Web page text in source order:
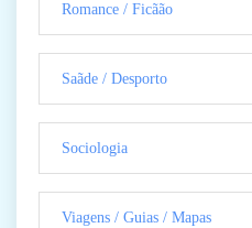
Romance / Ficãão
Saãde / Desporto
Sociologia
Viagens / Guias / Mapas